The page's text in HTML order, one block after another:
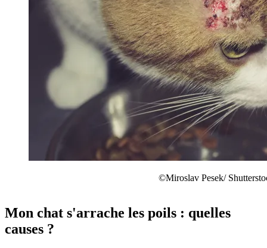
©Miroslav Pesek/
Mon chat s'arrache les poils : quelles
causes ?